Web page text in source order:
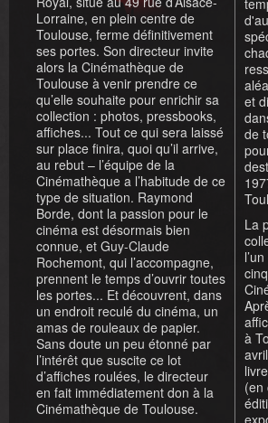
Lorraine, en plein centre de
Toulouse, ferme définitivement
ses portes. Son directeur invite
alors la Cinémathèque de
Toulouse à venir prendre ce
qu’elle souhaite pour enrichir sa
collection : photos, pressbooks,
affiches... Tout ce qui sera laissé
sur place finira, quoi qu’il arrive,
au rebut – l’équipe de la
Cinémathèque a l’habitude de ce
type de situation. Raymond
Borde, dont la passion pour le
cinéma est désormais bien
connue, et Guy-Claude
Rochemont, qui l’accompagne,
prennent le temps d’ouvrir toutes
les portes... Et découvrent, dans
un endroit reculé du cinéma, un
amas de rouleaux de papier.
Sans doute un peu étonné par
l’intérêt que suscite ce lot
d’affiches roulées, le directeur
en fait immédiatement don à la
Cinémathèque de Toulouse.
et
de
La
à
livre
(en